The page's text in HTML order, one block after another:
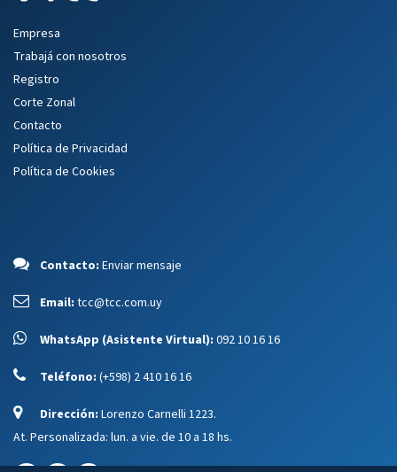
Empresa
Trabajá con nosotros
Registro
Corte Zonal
Contacto
Política de Privacidad
Política de Cookies
Contacto: Enviar mensaje
Email: tcc@tcc.com.uy
WhatsApp (Asistente Virtual): 092 10 16 16
Teléfono: (+598) 2 410 16 16
Dirección: Lorenzo Carnelli 1223.
At. Personalizada: lun. a vie. de 10 a 18 hs.